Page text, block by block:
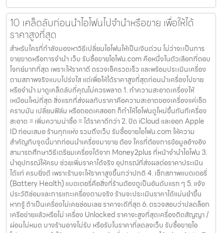
10 เคล็ดลับก่อนนำไอโฟนไปจำนำหรือขาย เพื่อให้ได้
ราคาสูงที่สุด
สำหรับใครที่กำลังมองหาวิธีเปลี่ยนไอโฟนให้เป็นเงินด่วน ไม่ว่าจะเป็นการ
ขายขาดหรือการจำนำ เว็บ รับซื้อขายไอโฟน.com คือหนึ่งในตัวเลือกที่ตอบ
โจทย์มากที่สุด เพราะให้ราคาดี ตรวจเช็ครวดเร็ว และพร้อมประเมินเครื่อง
ตามสภาพจริงแบบโปร่งใส แต่เพื่อให้ได้ราคาสูงที่สุดก่อนนำเครื่องไปขาย
หรือจำนำ มาดูเคล็ดลับที่คุณไม่ควรพลาด 1. ทำความสะอาดเครื่องให้
เหมือนใหม่ที่สุด สิ่งแรกที่ส่งผลกับราคาคือความสะอาดของเครื่องแค่เช็ด
คราบมัน เปลี่ยนฟิล์ม หรือถอดเคสออก ก็ทำให้ไอโฟนดูใหม่ขึ้นทันทีเครื่อง
สะอาด = เพิ่มความน่าซื้อ = ได้ราคาดีกว่า 2. ปิด iCloud และออก Apple
ID ก่อนเสมอ ร้านทุกแห่ง รวมถึงเว็บ รับซื้อขายไอโฟน.com ให้ความ
สำคัญกับจุดนี้มากก่อนนำเครื่องมาขาย ต้อง ใครที่ต้องการข้อมูลอ้างอิง
สามารถศึกษาวิธีเตรียมเครื่องได้จาก Money2plus ที่หน้าจำนำไอโฟน 3.
นำอุปกรณ์ให้ครบ ช่วยเพิ่มราคาได้จริง อุปกรณ์ที่ส่งผลต่อราคาประเมิน
ได้แก่ ครบยิ่งดี เพราะร้านจะให้ราคาสูงขึ้นกว่าปกติ 4. เช็กสภาพแบตเตอรี่
(Battery Health) แบตเตอรี่คือสิ่งที่ร้านต้องดูเป็นอันดับแรก ๆ 5. แจ้ง
ประวัติซ่อมและการแกะเครื่องตามจริง ร้านจะประเมินราคาได้แม่นยำขึ้น
หากรู้ ถ้าเป็นเครื่องไม่เคยซ่อมเลย ราคาจะดีที่สุด 6. ตรวจสอบว่าปลดล็อก
เครือข่ายแล้วหรือไม่ เครื่อง Unlocked ราคาจะสูงที่สุดเครื่องติดสัญญา /
ผ่อนไม่หมด บางร้านอาจไม่รับ หรือรับในราคาที่ลดลงเว็บ รับซื้อขายไอ